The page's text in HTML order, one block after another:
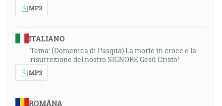
MP3
ITALIANO
Tema: (Domenica di Pasqua) La morte in croce e la
risurrezione del nostro SIGNORE Gesù Cristo!
MP3
ROMÂNA